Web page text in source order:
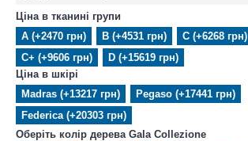
Ціна в тканині групи
А (+2470 грн)
В (+4531 грн)
С (+6268 грн)
С+ (+9606 грн)
D (+15619 грн)
Ціна в шкірі
Madras (+13217 грн)
Pegaso (+17441 грн)
Federica (+20303 грн)
Оберіть колір дерева Gala Collezione